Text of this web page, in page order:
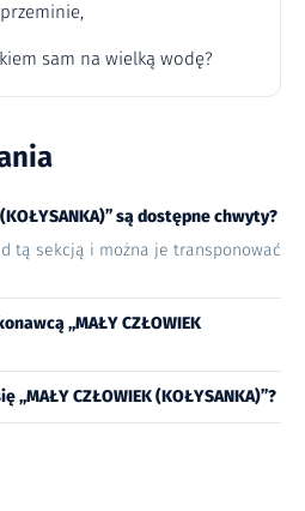
sam na wielką wodę?
(KOŁYSANKA)” są dostępne chwyty?
tą sekcją i można je transponować
„MAŁY CZŁOWIEK
„MAŁY CZŁOWIEK (KOŁYSANKA)”?